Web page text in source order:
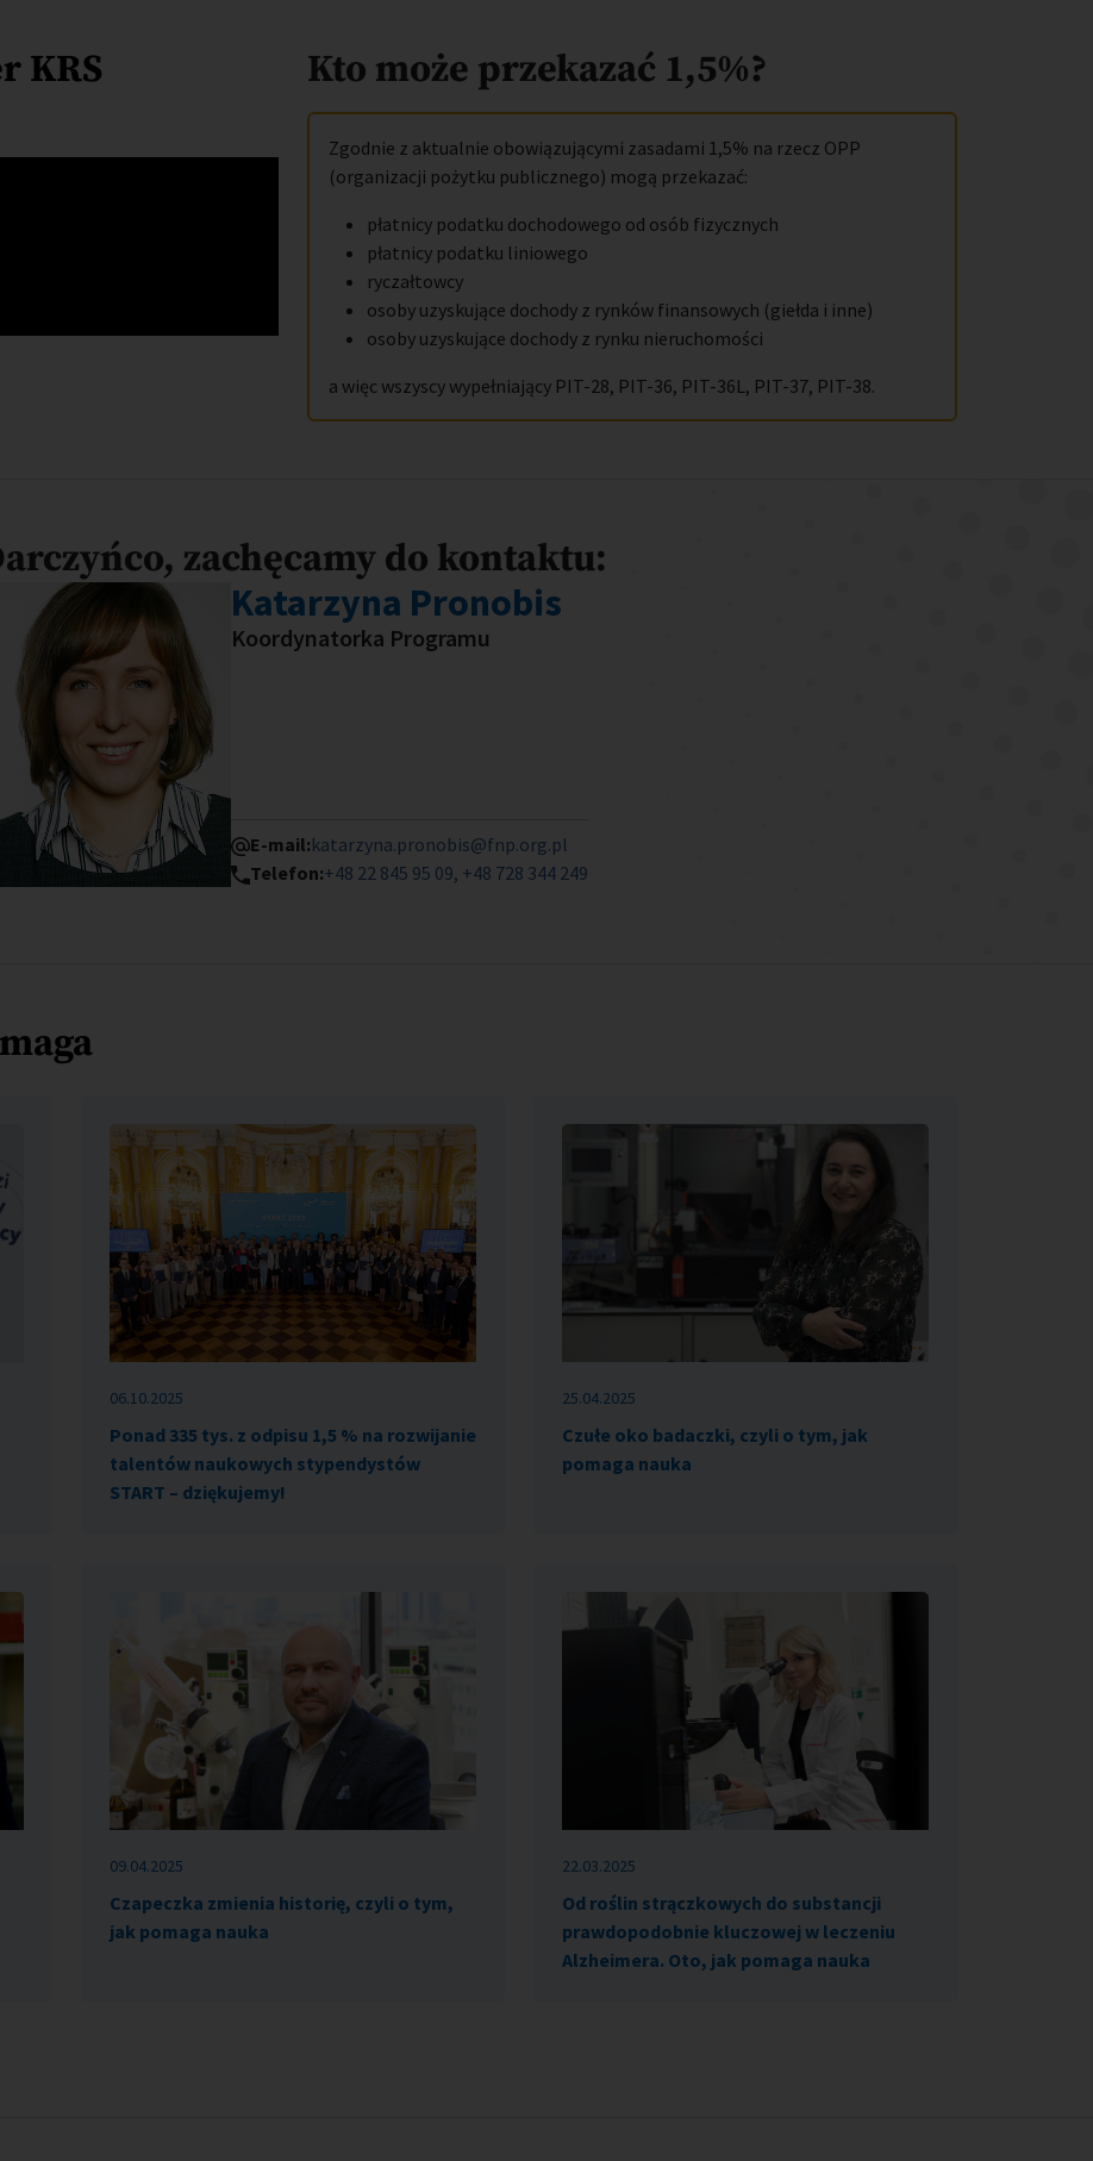
KRS
Kto może przekazać 1,5%?
Zgodnie z aktualnie obowiązującymi zasadami 1,5% na rzecz OPP
(organizacji pożytku publicznego) mogą przekazać:
płatnicy podatku dochodowego od osób fizycznych
płatnicy podatku liniowego
ryczałtowcy
osoby uzyskujące dochody z rynków finansowych (giełda i inne)
osoby uzyskujące dochody z rynku nieruchomości
a więc wszyscy wypełniający PIT-28, PIT-36, PIT-36L, PIT-37, PIT-38.
zachęcamy do kontaktu:
Katarzyna Pronobis
Koordynatorka Programu
E-mail:katarzyna.pronobis@fnp.org.pl
Telefon:+48 22 845 95 09, +48 728 344 249
06.10.2025
Ponad 335 tys. z odpisu 1,5 % na rozwijanie
talentów naukowych stypendystów
START – dziękujemy!
25.04.2025
Czułe oko badaczki, czyli o tym, jak
pomaga nauka
09.04.2025
Czapeczka zmienia historię, czyli o tym,
jak pomaga nauka
22.03.2025
Od roślin strączkowych do substancji
prawdopodobnie kluczowej w leczeniu
Alzheimera. Oto, jak pomaga nauka